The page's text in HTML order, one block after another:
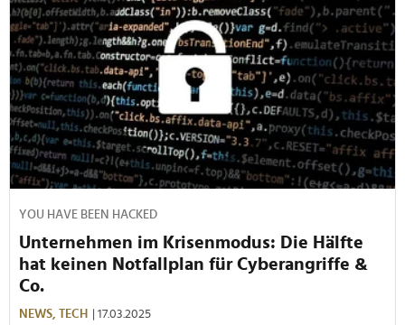
YOU HAVE BEEN HACKED
Unternehmen im Krisenmodus: Die Hälfte
hat keinen Notfallplan für Cyberangriffe &
Co.
NEWS, TECH | 17.03.2025